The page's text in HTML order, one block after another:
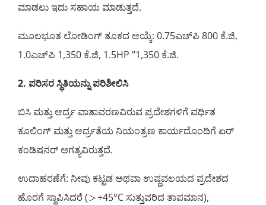
ಮಾಡಲು ಇದು ಸಹಾಯ ಮಾಡುತ್ತದೆ.
ಮೂಲಭೂತ ಲೋಡಿಂಗ್ ತೂಕದ ಆಯ್ಕೆ: 0.75ಎಚ್‌ಪಿ 800 ಕೆ.ಜಿ,
1.0ಎಚ್‌ಪಿ 1,350 ಕೆ.ಜಿ, 1.5HP "1,350 ಕೆ.ಜಿ.
2. ಪರಿಸರ ಸ್ಥಿತಿಯನ್ನು ಪರಿಶೀಲಿಸಿ
ಬಿಸಿ ಮತ್ತು ಆರ್ದ್ರ ವಾತಾವರಣವಿರುವ ಪ್ರದೇಶಗಳಿಗೆ ವರ್ಧಿತ
ಕೂಲಿಂಗ್ ಮತ್ತು ಆರ್ದ್ರತೆಯ ನಿಯಂತ್ರಣ ಕಾರ್ಯದೊಂದಿಗೆ ಏರ್
ಕಂಡಿಷನರ್ ಅಗತ್ಯವಿರುತ್ತದೆ.
ಉದಾಹರಣೆಗೆ: ನೀವು ಕಟ್ಟಡ ಅಥವಾ ಉಷ್ಣವಲಯದ ಪ್ರದೇಶದ
ಹೊರಗೆ ಸ್ಥಾಪಿಸಿದರೆ (＞+45°C ಸುತ್ತುವರಿದ ತಾಪಮಾನ),